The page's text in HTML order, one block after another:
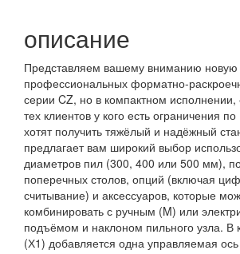
описание
Представляем вашему вниманию новую
профессиональных форматно-
серии CZ, но в компактном исполнении,
тех клиентов у кого есть ограничения
хотят получить тяжёлый и надёжный
предлагает вам широкий выбор
диаметров пил (300, 400 или 500 мм),
поперечных столов, опций (включая
считывание) и аксессуаров, которые
комбинировать с ручным (M) или
подъёмом и наклоном пильного узла. В
(Х1) добавляется одна управляемая ось